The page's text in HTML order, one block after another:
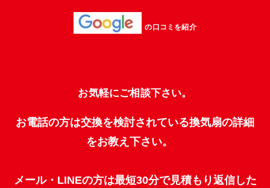
の口コミを紹介
お気軽にご相談下さい。
お電話の方は交換を検討されている換気扇の詳細
をお教え下さい。
メール・LINEの方は最短30分で見積もり返信した